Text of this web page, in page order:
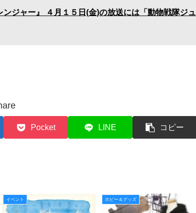
ジャー』 ４月１５日(金)の放送には「動物戦隊ジュ
Pocket LINE コピー
イベント ホビー＆グッズ